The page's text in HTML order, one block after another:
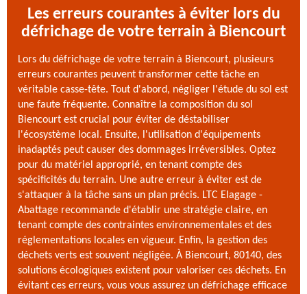
Les erreurs courantes à éviter lors du
défrichage de votre terrain à Biencourt
Lors du défrichage de votre terrain à Biencourt, plusieurs
erreurs courantes peuvent transformer cette tâche en
véritable casse-tête. Tout d'abord, négliger l'étude du sol est
une faute fréquente. Connaître la composition du sol
Biencourt est crucial pour éviter de déstabiliser
l'écosystème local. Ensuite, l'utilisation d'équipements
inadaptés peut causer des dommages irréversibles. Optez
pour du matériel approprié, en tenant compte des
spécificités du terrain. Une autre erreur à éviter est de
s'attaquer à la tâche sans un plan précis. LTC Elagage -
Abattage recommande d'établir une stratégie claire, en
tenant compte des contraintes environnementales et des
réglementations locales en vigueur. Enfin, la gestion des
déchets verts est souvent négligée. À Biencourt, 80140, des
solutions écologiques existent pour valoriser ces déchets. En
évitant ces erreurs, vous vous assurez un défrichage efficace